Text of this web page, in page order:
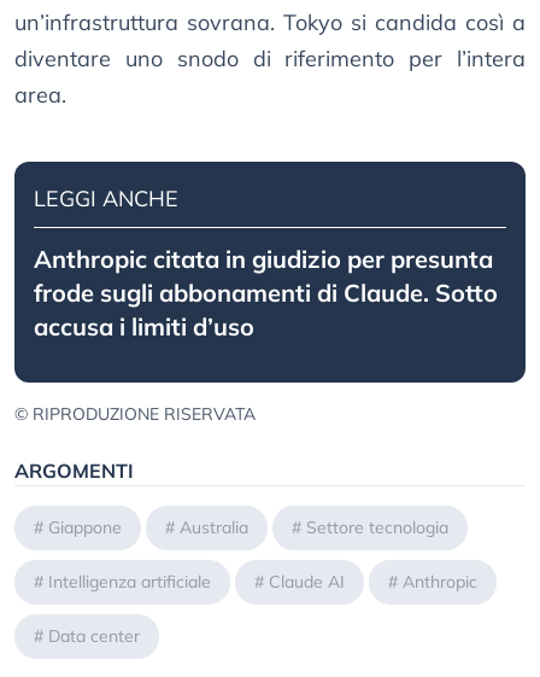
un’infrastruttura sovrana. Tokyo si candida così a
diventare uno snodo di riferimento per l’intera
area.
LEGGI ANCHE
Anthropic citata in giudizio per presunta
frode sugli abbonamenti di Claude. Sotto
accusa i limiti d’uso
© RIPRODUZIONE RISERVATA
ARGOMENTI
# Giappone # Australia # Settore tecnologia
# Intelligenza artificiale # Claude AI # Anthropic
# Data center